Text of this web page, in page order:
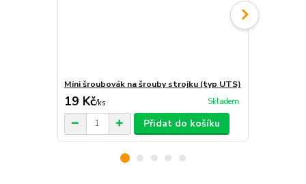
Mini šroubovák na šrouby strojku (typ UTS)
19 Kč/ks Skladem
Přidat do košíku